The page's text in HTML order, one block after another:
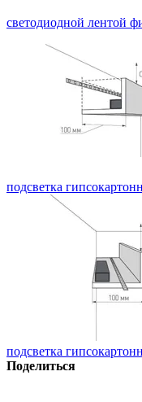
светодиодной лентой
подсветка
подсветка
Поделиться